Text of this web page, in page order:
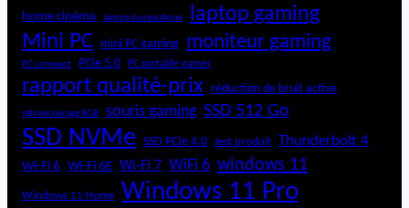
7
5
0
W
home cinéma laptop bureautique laptop gaming
Mini PC mini PC gaming moniteur gaming
PC compact PCIe 5.0 PC portable gamer
rapport qualité-prix réduction de bruit active
rétroéclairage RGB souris gaming SSD 512 Go
SSD NVMe SSD PCIe 4.0 test produit Thunderbolt 4
Wi-Fi 6 Wi-Fi 6E Wi-Fi 7 WiFi 6 windows 11
Windows 11 Home Windows 11 Pro